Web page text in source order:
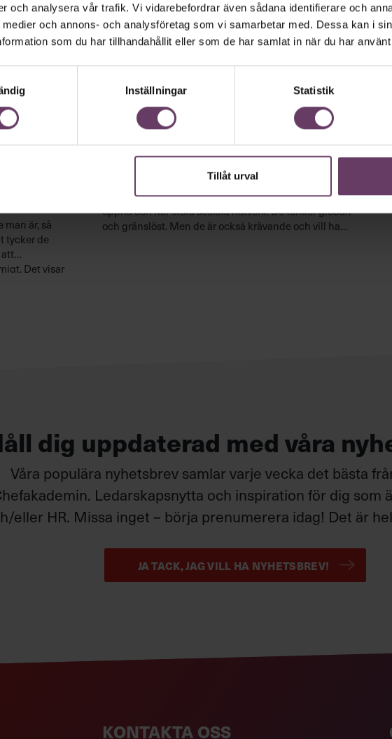
och analysera vår trafik. Vi vidarebefordrar även sådana identifierare och
och annons- och analysföretag som vi samarbetar med. Dessa kan i
som du har tillhandahållit eller som de har samlat in när du har
Inställningar Statistik
Tillåt urval
är, så
tycker de
Det visar
Chefboken Rekrytering och karriär
Anders Parment:
Generation Y
De är driftiga och vana att välja och ta ansvar. De är
öppna och har stora sociala nätverk. De tänker globalt
och gränslöst. Men de är också krävande och vill ha
dig uppdaterad med våra
Våra populära nyhetsbrev samlar varje vecka det bästa
Ledarskapsnytta och inspiration för dig som
eller HR. Missa inget – börja prenumerera idag! Det är
JA TACK, JAG VILL HA NYHETSBREV!
KONTAKTA OSS